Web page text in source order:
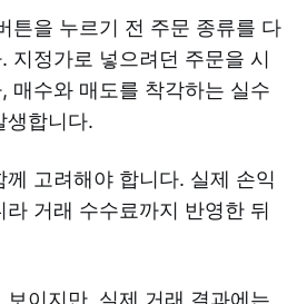
튼을 누르기 전 주문 종류를 다
지정가로 넣으려던 주문을 시
매수와 매도를 착각하는 실수
생합니다.
고려해야 합니다. 실제 손익
거래 수수료까지 반영한 뒤
보이지만, 실제 거래 결과에는